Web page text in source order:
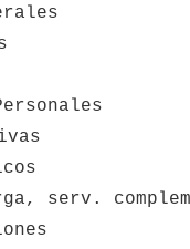
serv.